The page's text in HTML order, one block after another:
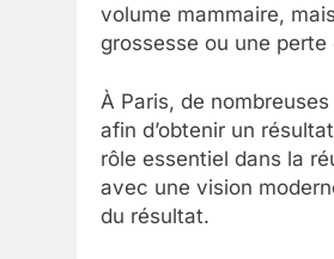
volume mammaire,
grossesse ou une
À Paris, de
afin d’obtenir un
rôle essentiel dans la
avec une vision
du résultat.